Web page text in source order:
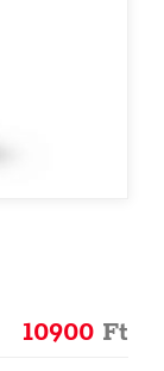
10900 Ft